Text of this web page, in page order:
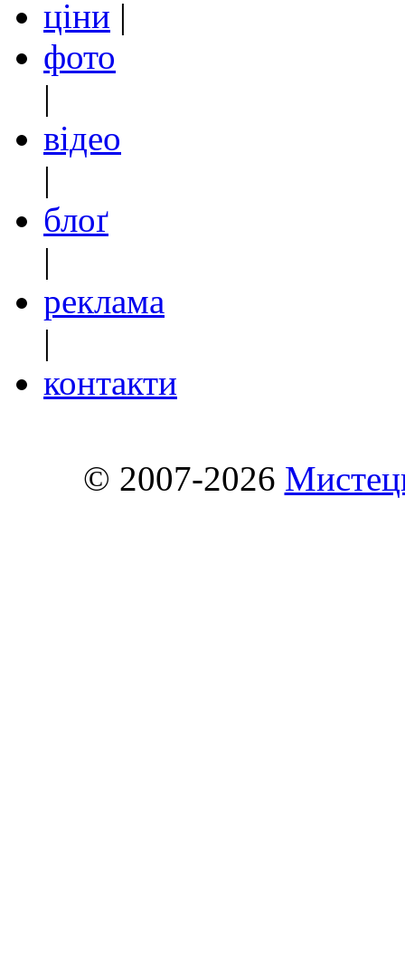
ціни |
фото
|
відео
|
блоґ
|
реклама
|
контакти
© 2007-2026